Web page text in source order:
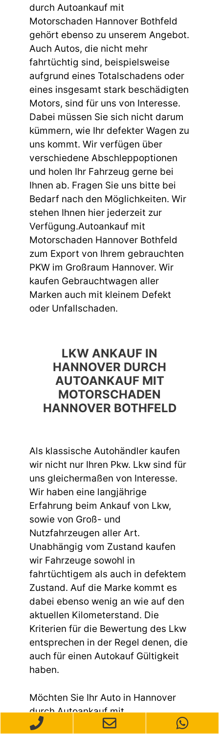
durch Autoankauf mit
Motorschaden Hannover Bothfeld
gehört ebenso zu unserem Angebot.
Auch Autos, die nicht mehr
fahrtüchtig sind, beispielsweise
aufgrund eines Totalschadens oder
eines insgesamt stark beschädigten
Motors, sind für uns von Interesse.
Dabei müssen Sie sich nicht darum
kümmern, wie Ihr defekter Wagen zu
uns kommt. Wir verfügen über
verschiedene Abschleppoptionen
und holen Ihr Fahrzeug gerne bei
Ihnen ab. Fragen Sie uns bitte bei
Bedarf nach den Möglichkeiten. Wir
stehen Ihnen hier jederzeit zur
Verfügung.Autoankauf mit
Motorschaden Hannover Bothfeld
zum Export von Ihrem gebrauchten
PKW im Großraum Hannover. Wir
kaufen Gebrauchtwagen aller
Marken auch mit kleinem Defekt
oder Unfallschaden.
LKW ANKAUF IN
HANNOVER DURCH
AUTOANKAUF MIT
MOTORSCHADEN
HANNOVER BOTHFELD
Als klassische Autohändler kaufen
wir nicht nur Ihren Pkw. Lkw sind für
uns gleichermaßen von Interesse.
Wir haben eine langjährige
Erfahrung beim Ankauf von Lkw,
sowie von Groß- und
Nutzfahrzeugen aller Art.
Unabhängig vom Zustand kaufen
wir Fahrzeuge sowohl in
fahrtüchtigem als auch in defektem
Zustand. Auf die Marke kommt es
dabei ebenso wenig an wie auf den
aktuellen Kilometerstand. Die
Kriterien für die Bewertung des Lkw
entsprechen in der Regel denen, die
auch für einen Autokauf Gültigkeit
haben.
Möchten Sie Ihr Auto in Hannover
durch Autoankauf mit
Motorschaden Hannover Bothfeld